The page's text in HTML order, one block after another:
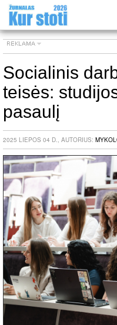
Konkursinio balo skaičiuoklė
FORUMAS Naujienos
Universitetų sritis
Kolegijų sritis
Profesinių mokyklų sritis
Socialinis
teisės:
pasaulį
2025 LIEPOS 04 D., AUTORIUS: